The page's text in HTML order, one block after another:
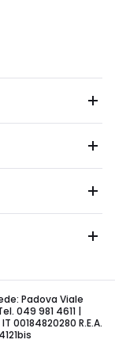
Padova Viale
049 981 4611 |
00184820280 R.E.A.